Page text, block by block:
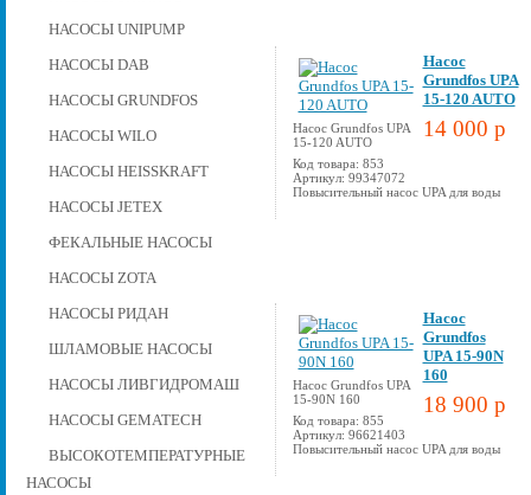
НАСОСЫ UNIPUMP
НАСОСЫ DAB
НАСОСЫ GRUNDFOS
НАСОСЫ WILO
НАСОСЫ HEISSKRAFT
НАСОСЫ JETEX
ФЕКАЛЬНЫЕ НАСОСЫ
НАСОСЫ ZOTA
НАСОСЫ РИДАН
ШЛАМОВЫЕ НАСОСЫ
НАСОСЫ ЛИВГИДРОМАШ
НАСОСЫ GEMATECH
ВЫСОКОТЕМПЕРАТУРНЫЕ
НАСОСЫ
Насос Grundfos UPA
15-120 AUTO
Насос
Grundfos UPA
15-120 AUTO
14 000 p
Код товара: 853
Артикул: 99347072
Повысительный насос UPA для воды
Насос Grundfos UPA
15-90N 160
Насос
Grundfos
UPA 15-90N
160
18 900 p
Код товара: 855
Артикул: 96621403
Повысительный насос UPA для воды